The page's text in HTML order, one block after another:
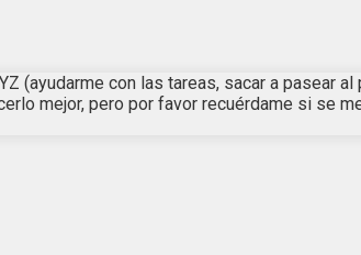
con las tareas, sacar a pasear
mejor, pero por favor recuérdame si se